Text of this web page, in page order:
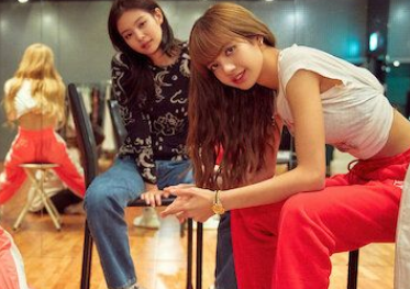
Netflix